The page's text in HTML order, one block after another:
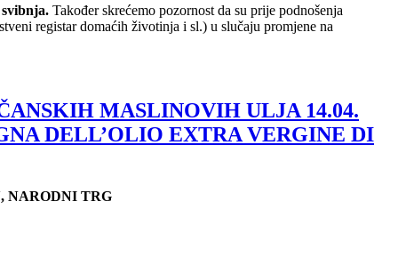
Također skrećemo pozornost da su prije podnošenja
registar domaćih životinja i sl.) u slučaju promjene na
MASLINOVIH ULJA 14.04.
DELL’OLIO EXTRA VERGINE DI
NARODNI TRG